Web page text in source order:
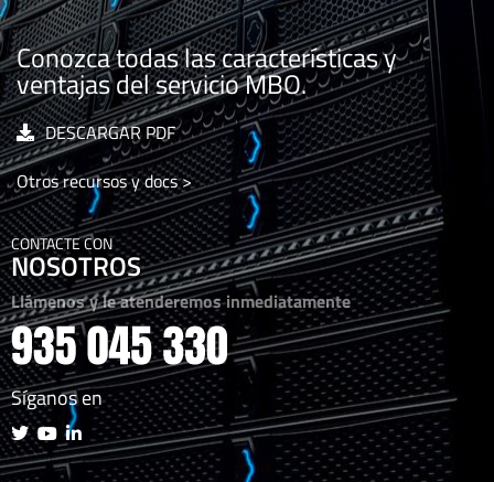
Conozca todas las características y
ventajas del servicio MBO.
DESCARGAR PDF
Otros recursos y docs >
CONTACTE CON
NOSOTROS
Llámenos y le atenderemos inmediatamente
Síganos en